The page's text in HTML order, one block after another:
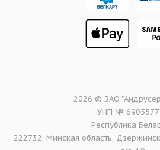
2026 © ЗАО
УНП №
Республика
222732, Минская область,